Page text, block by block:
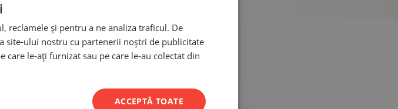
reclamele și pentru a ne analiza traficul. De
site-ului nostru cu partenerii noștri de publicitate
le-ați furnizat sau pe care le-au colectat din
ACCEPTĂ TOATE